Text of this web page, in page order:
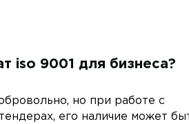
iso 9001 для бизнеса?
но при работе с
его наличие может